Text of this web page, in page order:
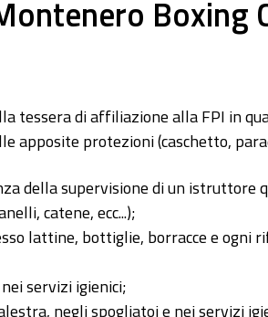
Boxing
tessera di affiliazione alla FPI in
protezioni (caschetto,
della supervisione di un istruttore
catene, ecc...);
lattine, bottiglie, borracce e ogni
servizi igienici;
negli spogliatoi e nei servizi